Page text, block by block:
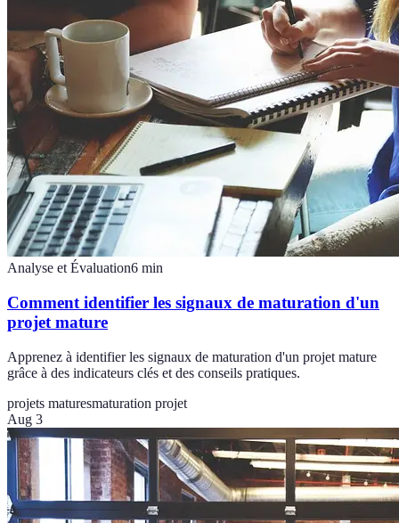
Analyse et Évaluation6 min
Comment identifier les signaux de maturation d'un
projet mature
Apprenez à identifier les signaux de maturation d'un projet mature
grâce à des indicateurs clés et des conseils pratiques.
projets maturesmaturation projet
Aug 3